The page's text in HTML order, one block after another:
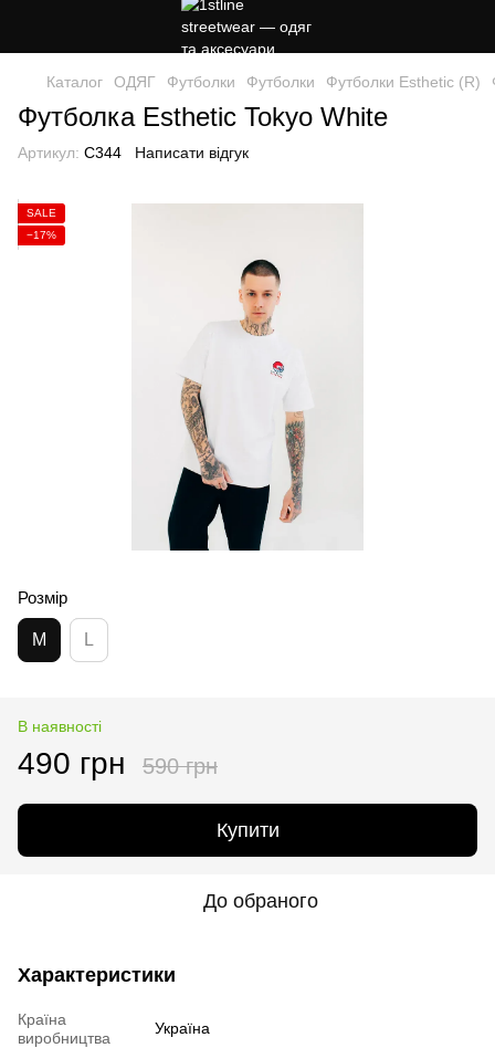
Каталог ОДЯГ Футболки Футболки Футболки Esthetic (R)
Футболка Esthetic Tokyo White
Артикул: C344 Написати відгук
SALE
−17%
Розмір
M L
В наявності
490 грн 590 грн
Купити
До обраного
Характеристики
Країна
виробництва
Україна